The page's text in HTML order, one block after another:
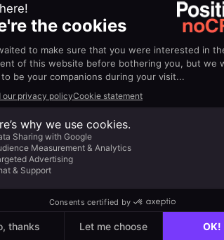
WhatsApp pour noCRM